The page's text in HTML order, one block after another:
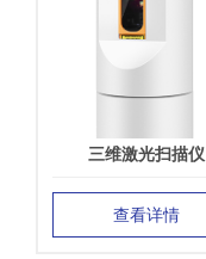
三维激光扫描仪
查看详情